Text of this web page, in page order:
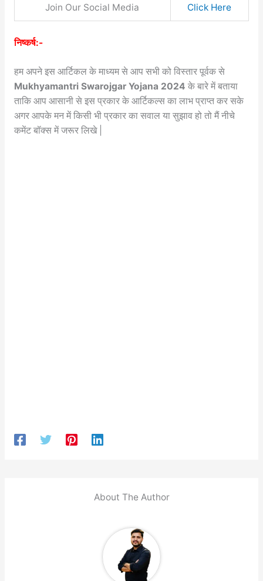
Join Our Social Media Click Here
निष्कर्ष:-
हम अपने इस आर्टिकल के माध्यम से आप सभी को विस्तार पूर्वक से
Mukhyamantri Swarojgar Yojana 2024 के बारे में बताया
ताकि आप आसानी से इस प्रकार के आर्टिकल्स का लाभ प्राप्त कर सके
अगर आपके मन में किसी भी प्रकार का सवाल या सुझाव हो तो मैं नीचे
कमेंट बॉक्स में जरूर लिखे |
About The Author